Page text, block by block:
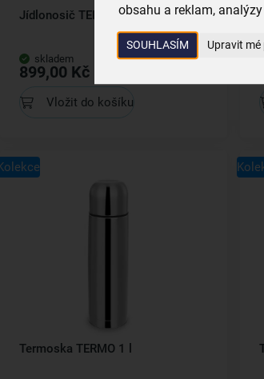
obsahu a reklam,
SOUHLASÍM Upravit
Jídlonosič TERMO 4x0,8 l
skladem
899,00 Kč
Vložit do košíku
Termoska TERMO 1 l